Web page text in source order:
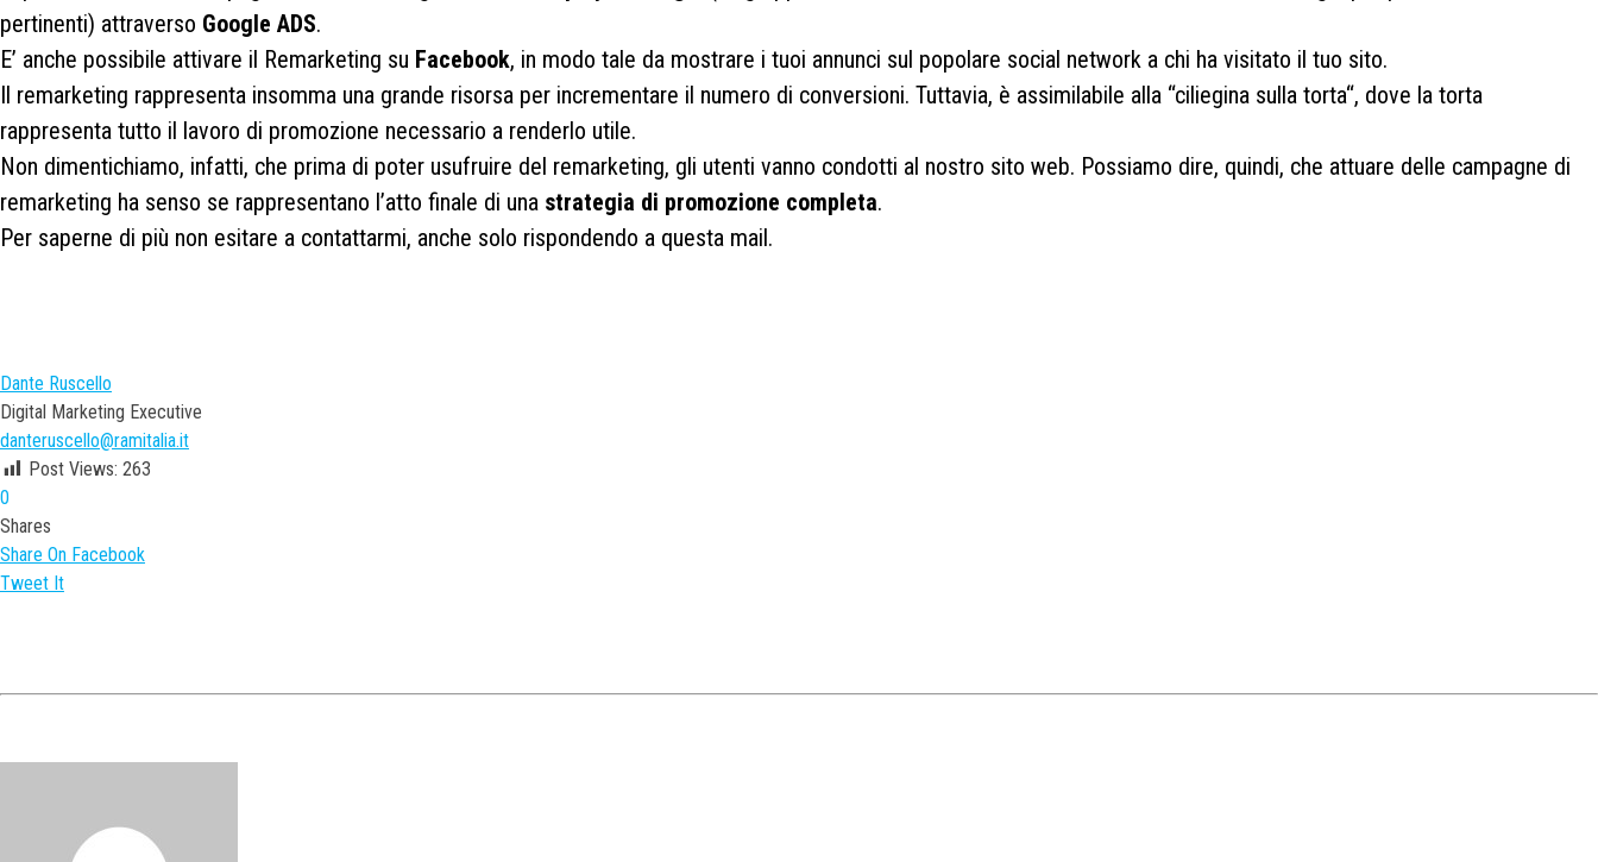
pertinenti) attraverso Google ADS.
E’ anche possibile attivare il Remarketing su Facebook, in modo tale da mostrare i tuoi annunci sul popolare social network a chi ha visitato il tuo sito.
Il remarketing rappresenta insomma una grande risorsa per incrementare il numero di conversioni. Tuttavia, è assimilabile alla “ciliegina sulla torta“, dove la torta
rappresenta tutto il lavoro di promozione necessario a renderlo utile.
Non dimentichiamo, infatti, che prima di poter usufruire del remarketing, gli utenti vanno condotti al nostro sito web. Possiamo dire, quindi, che attuare delle campagne di
remarketing ha senso se rappresentano l’atto finale di una strategia di promozione completa.
Per saperne di più non esitare a contattarmi, anche solo rispondendo a questa mail.
Dante Ruscello
Digital Marketing Executive
danteruscello@ramitalia.it
Post Views: 263
0
Shares
Share On Facebook
Tweet It